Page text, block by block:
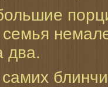
два.